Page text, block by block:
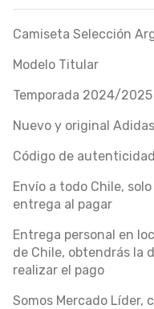
Camiseta Selección
Modelo Titular
Temporada 2024/2025
Nuevo y original Adidas
Código de
Envío a todo Chile,
entrega al pagar
Entrega personal en
de Chile, obtendrás la
realizar el pago
Somos Mercado Líder,